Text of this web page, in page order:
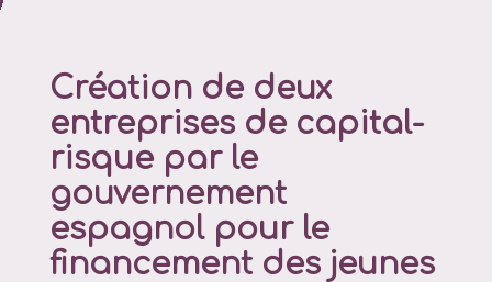
Création de deux
entreprises de capital-
risque par le
gouvernement
espagnol pour le
financement des jeunes